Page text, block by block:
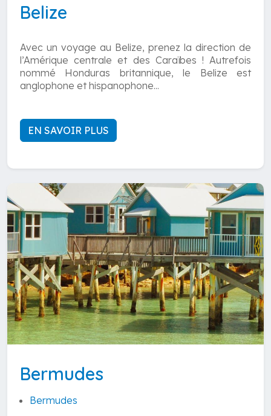
Belize
Avec un voyage au Belize, prenez la direction de
l’Amérique centrale et des Caraïbes ! Autrefois
nommé Honduras britannique, le Belize est
anglophone et hispanophone...
EN SAVOIR PLUS
Bermudes
Bermudes